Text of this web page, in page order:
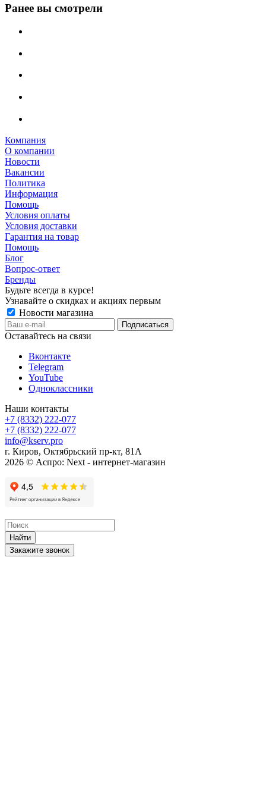
Ранее вы смотрели
Компания
О компании
Новости
Вакансии
Политика
Информация
Помощь
Условия оплаты
Условия доставки
Гарантия на товар
Помощь
Блог
Вопрос-ответ
Бренды
Будьте всегда в курсе!
Узнавайте о скидках и акциях первым
Новости магазина
Оставайтесь на связи
Вконтакте
Telegram
YouTube
Одноклассники
Наши контакты
+7 (8332) 222-077
+7 (8332) 222-077
info@kserv.pro
г. Киров, Октябрьский пр-кт, 81А
2026 © Аспро: Next - интернет-магазин
Найти
Закажите звонок